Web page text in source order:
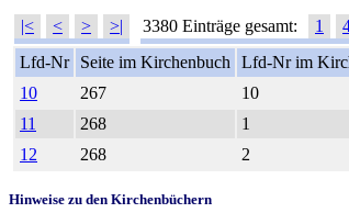
|< < > >| 3380 Einträge gesamt: 1
Lfd-Nr
Seite im Kirchenbuch Lfd-Nr im
10
267 10
11
268 1
12
268 2
Hinweise zu den Kirchenbüchern